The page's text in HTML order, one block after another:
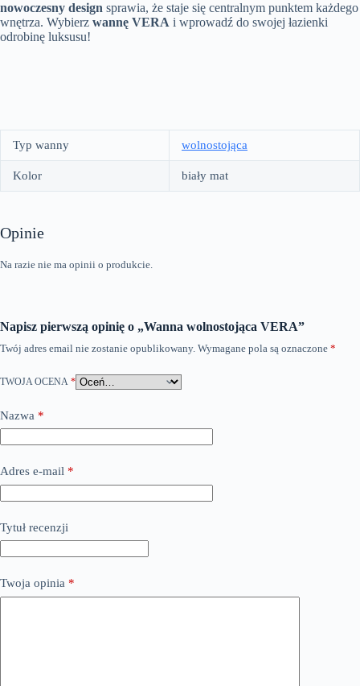
nowoczesny design sprawia, że staje się centralnym punktem każdego
wnętrza. Wybierz wannę VERA i wprowadź do swojej łazienki
odrobinę luksusu!
Typ wanny wolnostojąca
Kolor biały mat
Opinie
Na razie nie ma opinii o produkcie.
Napisz pierwszą opinię o „Wanna wolnostojąca VERA”
Twój adres email nie zostanie opublikowany. Wymagane pola są oznaczone *
TWOJA OCENA *
Nazwa *
Adres e-mail *
Tytuł recenzji
Twoja opinia *